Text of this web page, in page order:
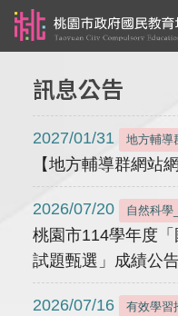
訊息公告
2027/01/31 地方輔導
【地方輔導群網站網
2026/07/20 自然科學
桃園市114學年度
試題甄選」成績公
2026/07/16 有效學習